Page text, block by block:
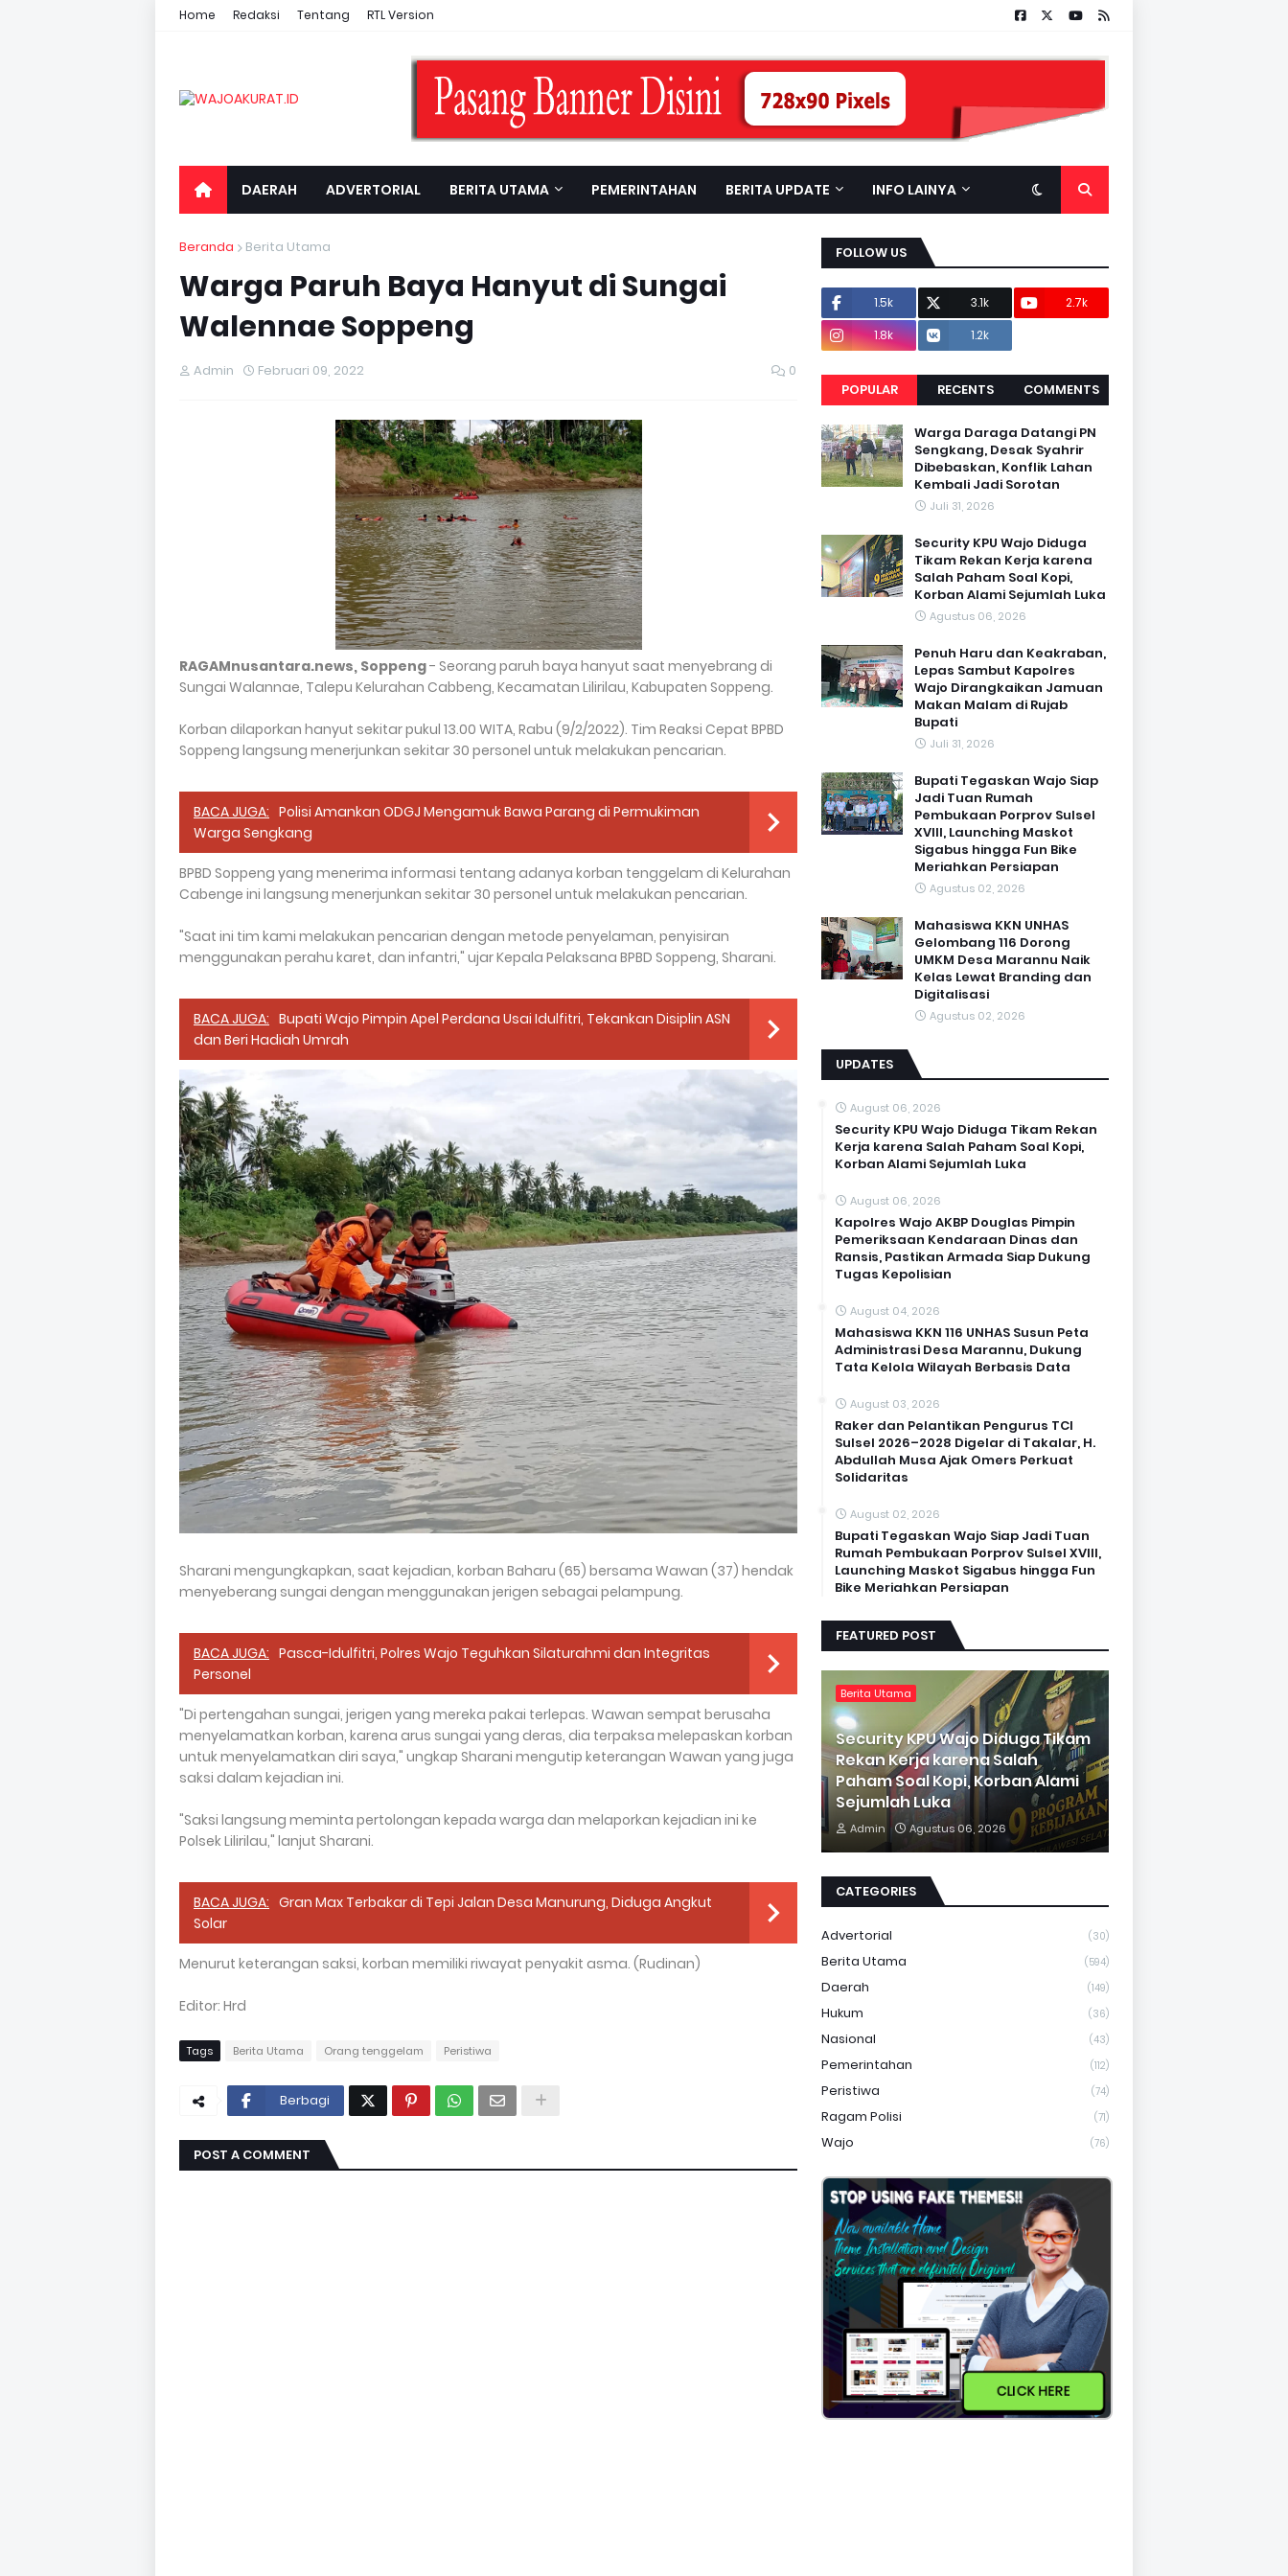
Home Redaksi Tentang RTL Version
DAERAH ADVERTORIAL BERITA UTAMA PEMERINTAHAN BERITA UPDATE INFO LAINYA
Beranda Berita Utama
Warga Paruh Baya Hanyut di Sungai
Walennae Soppeng
Admin Februari 09, 2022 0
RAGAMnusantara.news, Soppeng- Seorang paruh baya hanyut saat menyebrang di
Sungai Walannae, Talepu Kelurahan Cabbeng, Kecamatan Lilirilau, Kabupaten Soppeng.
Korban dilaporkan hanyut sekitar pukul 13.00 WITA, Rabu (9/2/2022). Tim Reaksi Cepat BPBD
Soppeng langsung menerjunkan sekitar 30 personel untuk melakukan pencarian.
BACA JUGA: Polisi Amankan ODGJ Mengamuk Bawa Parang di Permukiman
Warga Sengkang
BPBD Soppeng yang menerima informasi tentang adanya korban tenggelam di Kelurahan
Cabenge ini langsung menerjunkan sekitar 30 personel untuk melakukan pencarian.
"Saat ini tim kami melakukan pencarian dengan metode penyelaman, penyisiran
menggunakan perahu karet, dan infantri," ujar Kepala Pelaksana BPBD Soppeng, Sharani.
BACA JUGA: Bupati Wajo Pimpin Apel Perdana Usai Idulfitri, Tekankan Disiplin ASN
dan Beri Hadiah Umrah
Sharani mengungkapkan, saat kejadian, korban Baharu (65) bersama Wawan (37) hendak
menyeberang sungai dengan menggunakan jerigen sebagai pelampung.
BACA JUGA: Pasca-Idulfitri, Polres Wajo Teguhkan Silaturahmi dan Integritas
Personel
"Di pertengahan sungai, jerigen yang mereka pakai terlepas. Wawan sempat berusaha
menyelamatkan korban, karena arus sungai yang deras, dia terpaksa melepaskan korban
untuk menyelamatkan diri saya," ungkap Sharani mengutip keterangan Wawan yang juga
saksi dalam kejadian ini.
"Saksi langsung meminta pertolongan kepada warga dan melaporkan kejadian ini ke
Polsek Lilirilau," lanjut Sharani.
BACA JUGA: Gran Max Terbakar di Tepi Jalan Desa Manurung, Diduga Angkut
Solar
Menurut keterangan saksi, korban memiliki riwayat penyakit asma. (Rudinan)
Editor: Hrd
Tags Berita Utama Orang tenggelam Peristiwa
Berbagi
POST A COMMENT
FOLLOW US
1.5k 3.1k
2.7k
1.8k
1.2k
POPULAR RECENTS COMMENTS
Warga Daraga Datangi PN
Sengkang, Desak Syahrir
Dibebaskan, Konflik Lahan
Kembali Jadi Sorotan
Juli 31, 2026
Security KPU Wajo Diduga
Tikam Rekan Kerja karena
Salah Paham Soal Kopi,
Korban Alami Sejumlah Luka
Agustus 06, 2026
Penuh Haru dan Keakraban,
Lepas Sambut Kapolres
Wajo Dirangkaikan Jamuan
Makan Malam di Rujab
Bupati
Juli 31, 2026
Bupati Tegaskan Wajo Siap
Jadi Tuan Rumah
Pembukaan Porprov Sulsel
XVIII, Launching Maskot
Sigabus hingga Fun Bike
Meriahkan Persiapan
Agustus 02, 2026
Mahasiswa KKN UNHAS
Gelombang 116 Dorong
UMKM Desa Marannu Naik
Kelas Lewat Branding dan
Digitalisasi
Agustus 02, 2026
UPDATES
August 06, 2026
Security KPU Wajo Diduga Tikam Rekan
Kerja karena Salah Paham Soal Kopi,
Korban Alami Sejumlah Luka
August 06, 2026
Kapolres Wajo AKBP Douglas Pimpin
Pemeriksaan Kendaraan Dinas dan
Ransis, Pastikan Armada Siap Dukung
Tugas Kepolisian
August 04, 2026
Mahasiswa KKN 116 UNHAS Susun Peta
Administrasi Desa Marannu, Dukung
Tata Kelola Wilayah Berbasis Data
August 03, 2026
Raker dan Pelantikan Pengurus TCI
Sulsel 2026–2028 Digelar di Takalar, H.
Abdullah Musa Ajak Omers Perkuat
Solidaritas
August 02, 2026
Bupati Tegaskan Wajo Siap Jadi Tuan
Rumah Pembukaan Porprov Sulsel XVIII,
Launching Maskot Sigabus hingga Fun
Bike Meriahkan Persiapan
FEATURED POST
Berita Utama
Security KPU Wajo Diduga Tikam
Rekan Kerja karena Salah
Paham Soal Kopi, Korban Alami
Sejumlah Luka
Admin Agustus 06, 2026
CATEGORIES
Advertorial (30)
Berita Utama (594)
Daerah (149)
Hukum (36)
Nasional (43)
Pemerintahan (112)
Peristiwa (74)
Ragam Polisi (71)
Wajo (76)
CLICK HERE